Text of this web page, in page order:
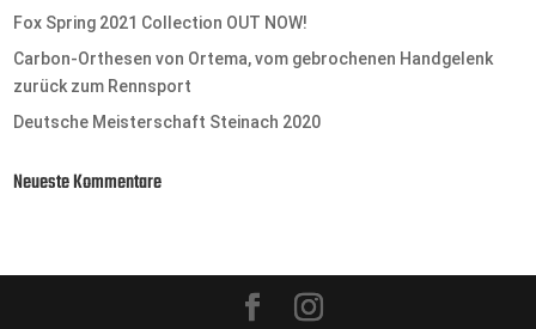
Fox Spring 2021 Collection OUT NOW!
Carbon-Orthesen von Ortema, vom gebrochenen Handgelenk
zurück zum Rennsport
Deutsche Meisterschaft Steinach 2020
Neueste Kommentare